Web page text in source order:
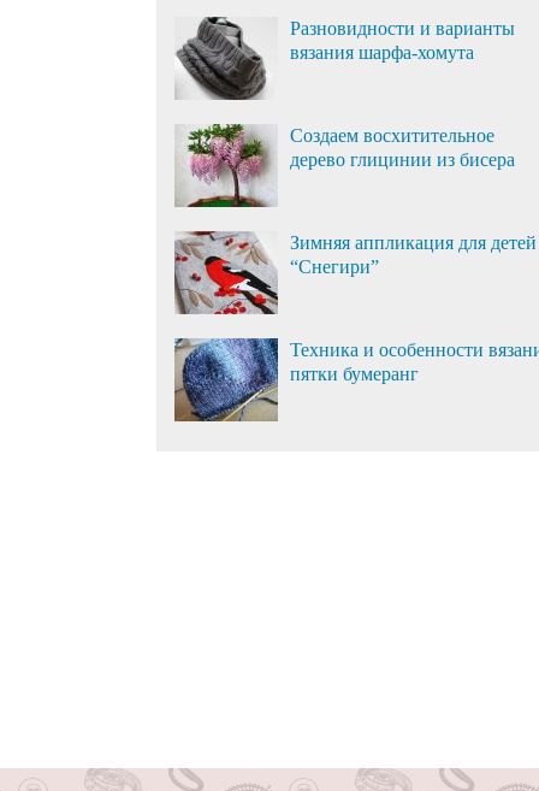
Разновидности и варианты
вязания шарфа-хомута
Создаем восхитительное
дерево глицинии из бисера
Зимняя аппликация для детей
“Снегири”
Техника и особенности
пятки бумеранг